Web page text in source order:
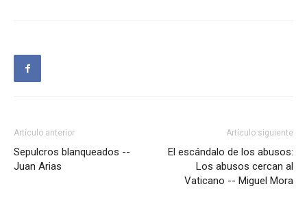
Artículo anterior
Sepulcros blanqueados --
Juan Arias
Artículo siguiente
El escándalo de los abusos:
Los abusos cercan al
Vaticano -- Miguel Mora